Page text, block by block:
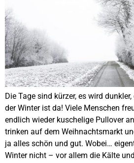
Die Tage sind kürzer, es wird
der Winter ist da! Viele Menschen
endlich wieder kuschelige Pullover
trinken auf dem Weihnachtsmarkt
ja alles schön und gut. Wobei…
Winter nicht – vor allem die Kälte